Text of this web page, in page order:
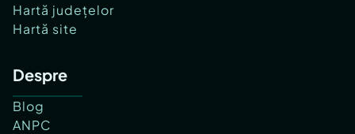
Hartă județelor
Hartă site
Despre
Blog
ANPC